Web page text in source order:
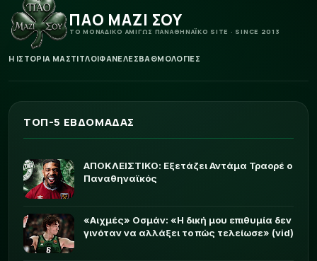
ΠΑΟ ΜΑΖΙ ΣΟΥ
ΤΟ ΜΟΝΑΔΙΚΟ ΑΜΙΓΩΣ ΠΑΝΑΘΗΝΑΪΚΟ SITE · SINCE 2013
Η ΙΣΤΟΡΙΑ ΜΑΣΤΙΤΛΟΙΦΑΝΕΛΕΣΒΑΘΜΟΛΟΓΙΕΣ
ΤΟΠ-5 ΕΒΔΟΜΑΔΑΣ
ΑΠΟΚΛΕΙΣΤΙΚΟ: Εξετάζει Αντάμα Τραορέ ο
Παναθηναϊκός
«Αιχμές» Οσμάν: «Η δική μου επιθυμία δεν
γινόταν να αλλάξει το πώς τελείωσε» (vid)